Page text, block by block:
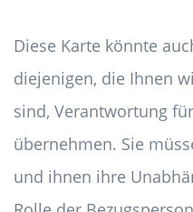
Diese Karte könnte
diejenigen, die Ihnen
sind, Verantwortung
übernehmen. Sie
und ihnen ihre